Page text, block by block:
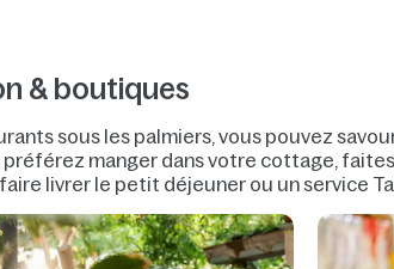
& boutiques
sous les palmiers, vous pouvez
préférez manger dans votre cottage,
livrer le petit déjeuner ou un service